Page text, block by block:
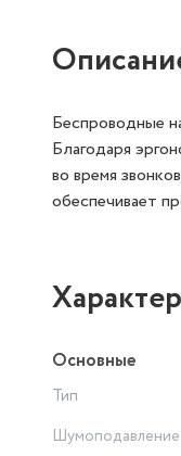
Беспроводные
Благодаря
во время
обеспечивает
Основные
Тип
Шумоподавление